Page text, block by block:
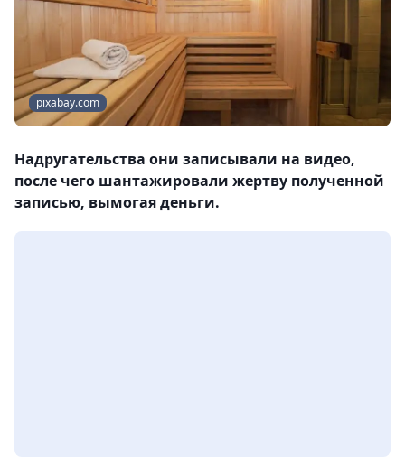
pixabay.com
Надругательства они записывали на видео,
после чего шантажировали жертву полученной
записью, вымогая деньги.